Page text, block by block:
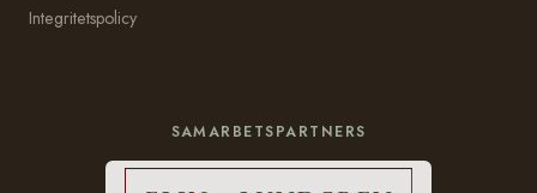
Integritetspolicy
SAMARBETSPARTNERS